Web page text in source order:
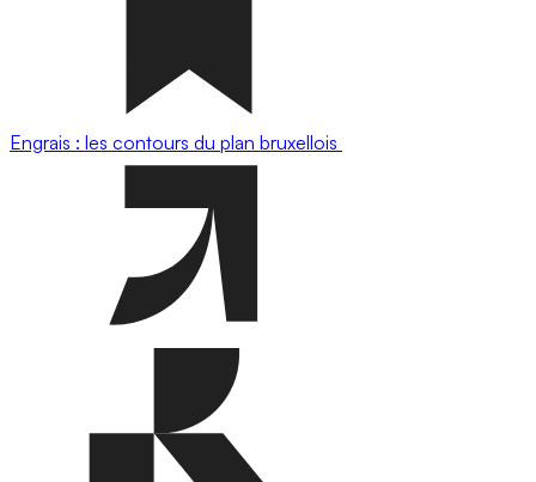
Engrais : les contours du plan bruxellois